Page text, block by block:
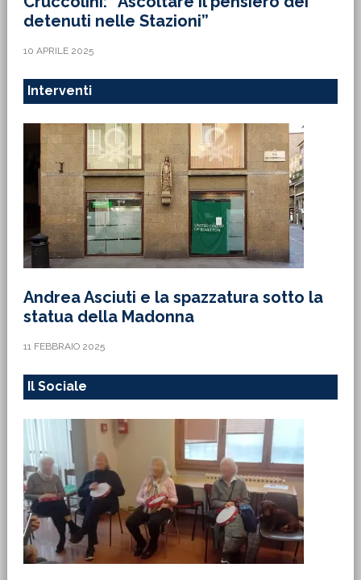
detenuti nelle Stazioni”
10 APRILE 2025
Interventi
Andrea Asciuti e la spazzatura sotto la
statua della Madonna
11 FEBBRAIO 2025
Il Sociale